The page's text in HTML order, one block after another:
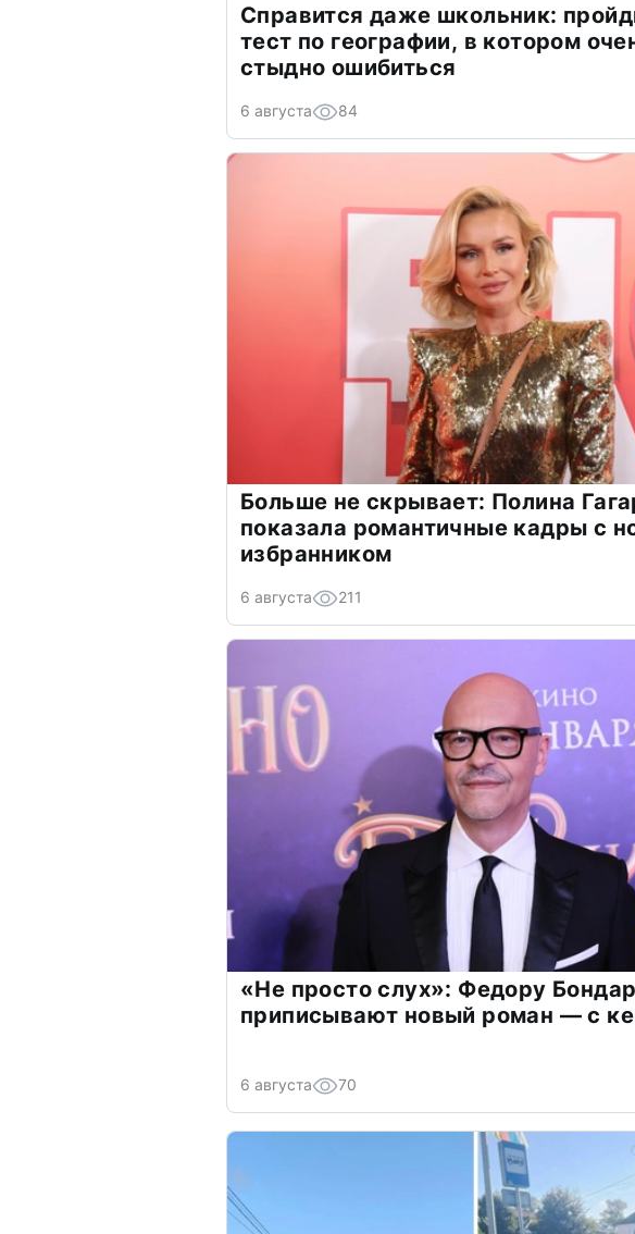
Справится даже школьник:
тест по географии, в котором
стыдно ошибиться
6 августа 84
Больше не скрывает: Полина
показала романтичные кадры с
избранником
6 августа 211
«Не просто слух»: Федору
приписывают новый роман — с
6 августа 70